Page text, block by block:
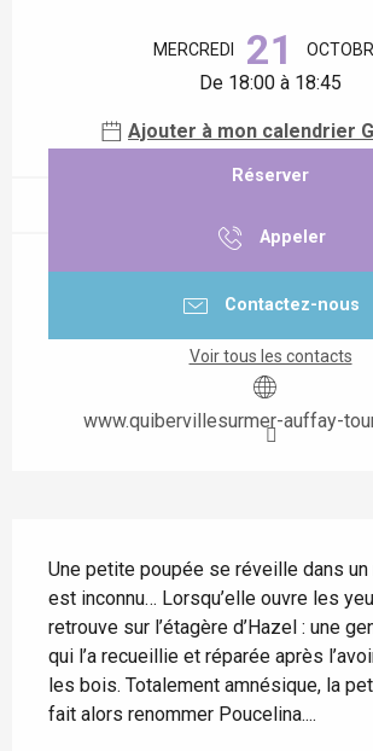
MERCREDI 21
De 18:00 à 18:45
Ajouter à mon calendrier
Réserver
Appeler
Contactez-nous
Voir tous les contacts
www.quibervillesurmer-auffay-
Une petite poupée se réveille dans
est inconnu… Lorsqu’elle ouvre les
retrouve sur l’étagère d’Hazel : une
qui l’a recueillie et réparée après
les bois. Totalement amnésique, la
fait alors renommer Poucelina....